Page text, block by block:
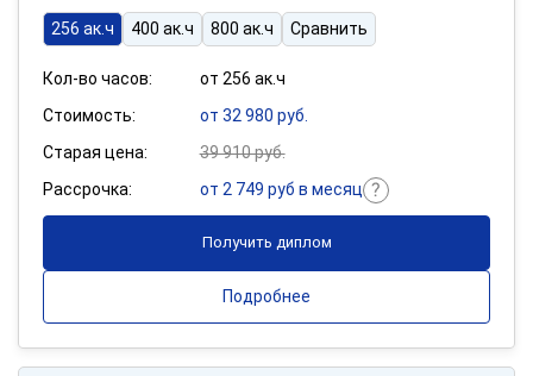
256 ак.ч 400 ак.ч 800 ак.ч Сравнить
Кол-во часов:
от 256 ак.ч
Стоимость:
от 32 980 руб.
Старая цена:
39 910 руб.
Рассрочка:
от 2 749 руб в месяц
Получить диплом
Подробнее